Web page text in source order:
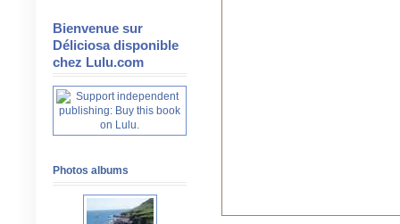
Bienvenue sur
Déliciosa disponible
chez Lulu.com
Photos albums